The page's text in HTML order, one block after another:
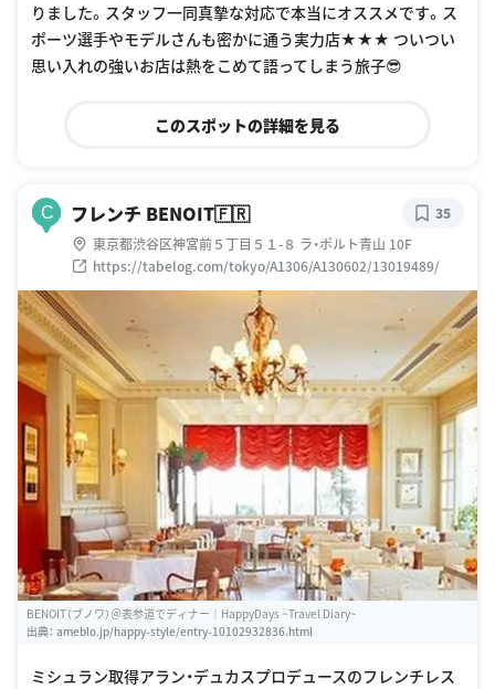
りました。スタッフ一同真摯な対応で本当にオススメです。ス
ポーツ選手やモデルさんも密かに通う実力店★★★ ついつい
思い入れの強いお店は熱をこめて語ってしまう旅子😎
このスポットの詳細を見る
C フレンチ BENOIT🇫🇷
東京都渋谷区神宮前５丁目５１-８ ラ・ポルト青山 10F
https://tabelog.com/tokyo/A1306/A130602/13019489/
35
BENOIT（ブノワ）＠表参道でディナー｜HappyDays ~Travel Diary~
出典： ameblo.jp/happy-style/entry-10102932836.html
ミシュラン取得アラン・デュカスプロデュースのフレンチレス